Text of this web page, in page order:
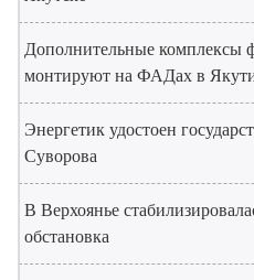
Дополнительные комплексы
монтируют на ФАДах в
Энергетик удостоен
Суворова
В Верхоянье
обстановка